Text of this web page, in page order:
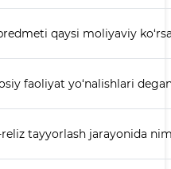
qaysi moliyaviy
faoliyat yo‘nalishlari
tayyorlash jarayonida